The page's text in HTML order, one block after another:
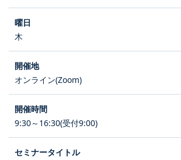
木
オンライン(Zoom)
9:30～16:30(受付9:00)